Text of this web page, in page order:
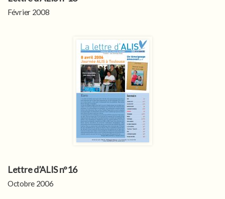
Février 2008
Lettre d’ALIS n°16
Octobre 2006